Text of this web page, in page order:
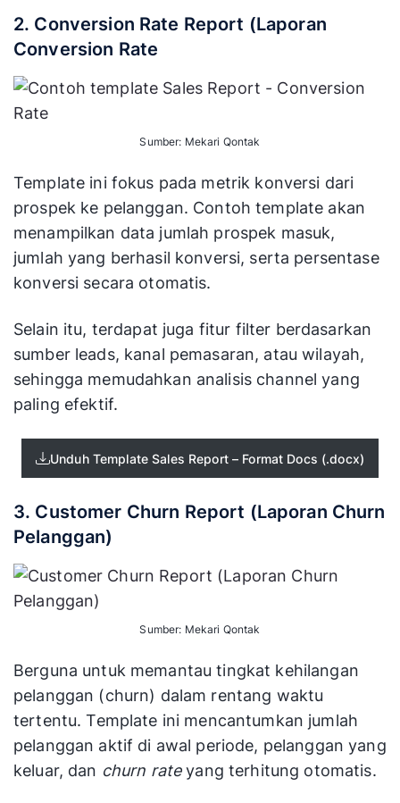
2. Conversion Rate Report (Laporan
Conversion Rate
Sumber: Mekari Qontak
Template ini fokus pada metrik konversi dari
prospek ke pelanggan. Contoh template akan
menampilkan data jumlah prospek masuk,
jumlah yang berhasil konversi, serta persentase
konversi secara otomatis.
Selain itu, terdapat juga fitur filter berdasarkan
sumber leads, kanal pemasaran, atau wilayah,
sehingga memudahkan analisis channel yang
paling efektif.
Unduh Template Sales Report – Format Docs (.docx)
3. Customer Churn Report (Laporan Churn
Pelanggan)
Sumber: Mekari Qontak
Berguna untuk memantau tingkat kehilangan
pelanggan (churn) dalam rentang waktu
tertentu. Template ini mencantumkan jumlah
pelanggan aktif di awal periode, pelanggan yang
keluar, dan churn rateyang terhitung otomatis.